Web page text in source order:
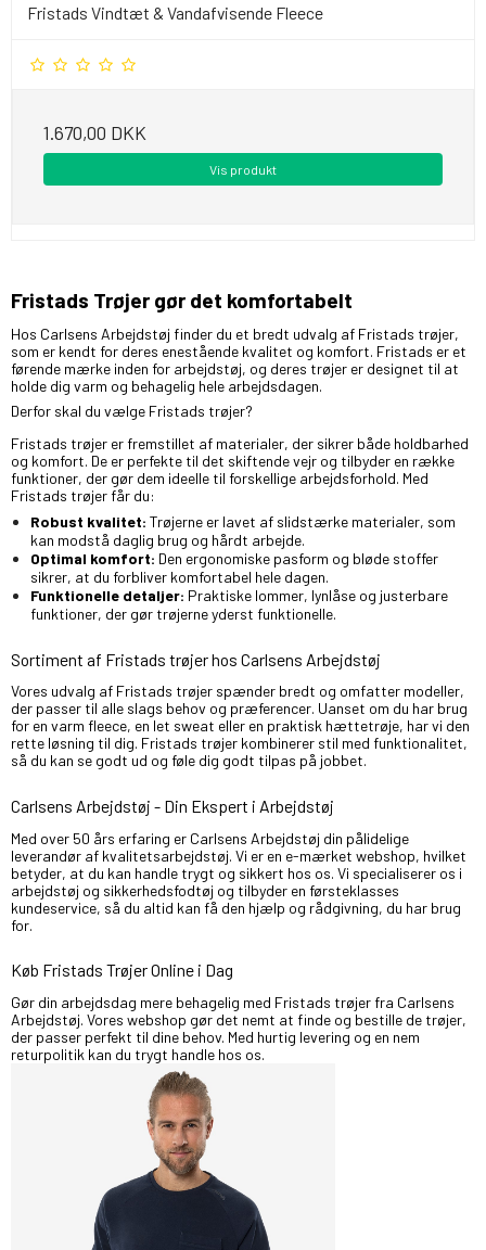
Fristads Vindtæt & Vandafvisende Fleece
1.670,00 DKK
Vis produkt
Fristads Trøjer gør det komfortabelt
Hos Carlsens Arbejdstøj finder du et bredt udvalg af Fristads trøjer,
som er kendt for deres enestående kvalitet og komfort. Fristads er et
førende mærke inden for arbejdstøj, og deres trøjer er designet til at
holde dig varm og behagelig hele arbejdsdagen.
Derfor skal du vælge Fristads trøjer?
Fristads trøjer er fremstillet af materialer, der sikrer både holdbarhed
og komfort. De er perfekte til det skiftende vejr og tilbyder en række
funktioner, der gør dem ideelle til forskellige arbejdsforhold. Med
Fristads trøjer får du:
Robust kvalitet: Trøjerne er lavet af slidstærke materialer, som
kan modstå daglig brug og hårdt arbejde.
Optimal komfort: Den ergonomiske pasform og bløde stoffer
sikrer, at du forbliver komfortabel hele dagen.
Funktionelle detaljer: Praktiske lommer, lynlåse og justerbare
funktioner, der gør trøjerne yderst funktionelle.
Sortiment af Fristads trøjer hos Carlsens Arbejdstøj
Vores udvalg af Fristads trøjer spænder bredt og omfatter modeller,
der passer til alle slags behov og præferencer. Uanset om du har brug
for en varm fleece, en let sweat eller en praktisk hættetrøje, har vi den
rette løsning til dig. Fristads trøjer kombinerer stil med funktionalitet,
så du kan se godt ud og føle dig godt tilpas på jobbet.
Carlsens Arbejdstøj - Din Ekspert i Arbejdstøj
Med over 50 års erfaring er Carlsens Arbejdstøj din pålidelige
leverandør af kvalitetsarbejdstøj. Vi er en e-mærket webshop, hvilket
betyder, at du kan handle trygt og sikkert hos os. Vi specialiserer os i
arbejdstøj og sikkerhedsfodtøj og tilbyder en førsteklasses
kundeservice, så du altid kan få den hjælp og rådgivning, du har brug
for.
Køb Fristads Trøjer Online i Dag
Gør din arbejdsdag mere behagelig med Fristads trøjer fra Carlsens
Arbejdstøj. Vores webshop gør det nemt at finde og bestille de trøjer,
der passer perfekt til dine behov. Med hurtig levering og en nem
returpolitik kan du trygt handle hos os.